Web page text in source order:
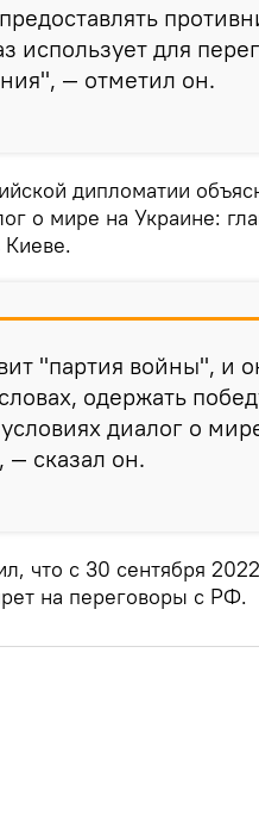
использует для
— отметил он.
дипломатии
о мире на Украине:
"партия войны", и
одержать
диалог о
— сказал он.
что с 30 сентября
на переговоры с РФ.